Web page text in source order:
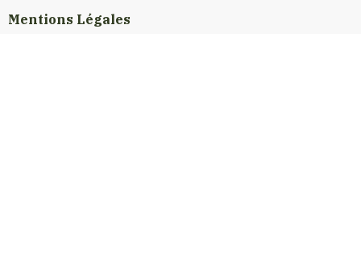
Mentions Légales